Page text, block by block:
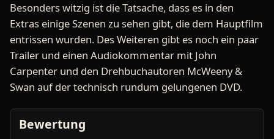
Besonders witzig ist die Tatsache, dass es in den
Extras einige Szenen zu sehen gibt, die dem Hauptfilm
entrissen wurden. Des Weiteren gibt es noch ein paar
Trailer und einen Audiokommentar mit John
Carpenter und den Drehbuchautoren McWeeny &
Swan auf der technisch rundum gelungenen DVD.
Bewertung